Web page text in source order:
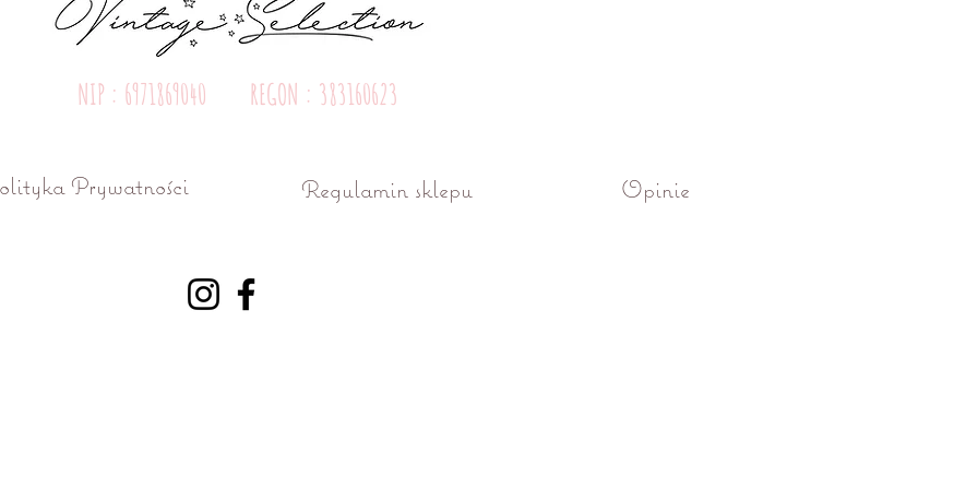
NIP : 6971869040 REGON : 383160623
ul. Różana 15Prywatności Regulamin sklepu Opinie